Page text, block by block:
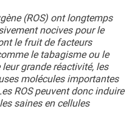
(ROS) ont longtemps
nocives pour le
le fruit de facteurs
le tabagisme ou le
grande réactivité, les
molécules importantes
ROS peuvent donc induire
saines en cellules